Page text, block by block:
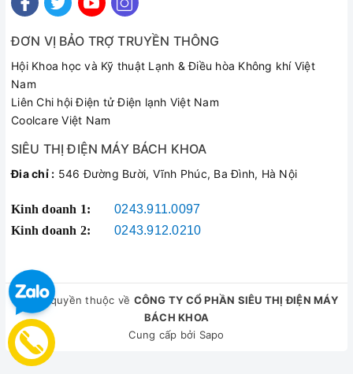
ĐƠN VỊ BẢO TRỢ TRUYỀN THÔNG
Hội Khoa học và Kỹ thuật Lạnh & Điều hòa Không khí Việt
Nam
Liên Chi hội Điện tử Điện lạnh Việt Nam
Coolcare Việt Nam
SIÊU THỊ ĐIỆN MÁY BÁCH KHOA
Đia chỉ : 546 Đường Bười, Vĩnh Phúc, Ba Đình, Hà Nội
Kinh doanh 1:
0243.911.0097
Kinh doanh 2:
0243.912.0210
© Bản quyền thuộc về CÔNG TY CỔ PHẦN SIÊU THỊ ĐIỆN MÁY
BÁCH KHOA
Cung cấp bởi Sapo